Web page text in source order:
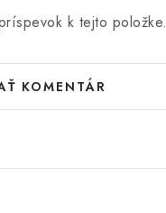
k tejto položke.
KOMENTÁR